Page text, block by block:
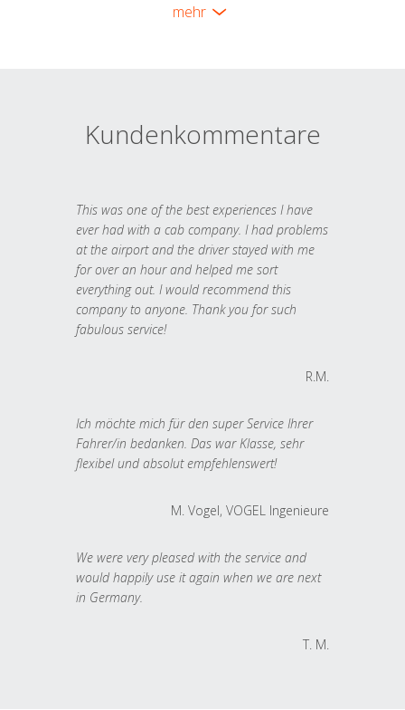
mehr
Kundenkommentare
This was one of the best experiences I have
ever had with a cab company. I had problems
at the airport and the driver stayed with me
for over an hour and helped me sort
everything out. I would recommend this
company to anyone. Thank you for such
fabulous service!
R.M.
Ich möchte mich für den super Service Ihrer
Fahrer/in bedanken. Das war Klasse, sehr
flexibel und absolut empfehlenswert!
M. Vogel, VOGEL Ingenieure
We were very pleased with the service and
would happily use it again when we are next
in Germany.
T. M.